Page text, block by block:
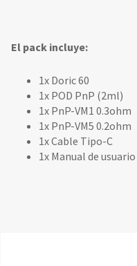
El pack incluye:
1x Doric 60
1x POD PnP (2ml)
1x PnP-VM1 0.3ohm
1x PnP-VM5 0.2ohm
1x Cable Tipo-C
1x Manual de usuario